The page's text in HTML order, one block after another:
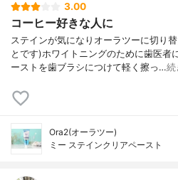
3.00
コーヒー好きな人に
ステインが気になりオーラツーに切り
とです)ホワイトニングのために歯医者
ーストを歯ブラシにつけて軽く擦っ…続
Ora2(オーラツー)
ミー ステインクリアペースト